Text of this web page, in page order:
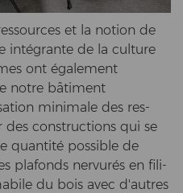
et la no­ti­on de
intégrante de la cul­tu­re
ont également
notre bâtiment
mi­ni­ma­le des res­
des con­struc­tions qui se
quantité pos­si­ble de
pla­fonds nervurés en fi­li­
du bois avec d'autres